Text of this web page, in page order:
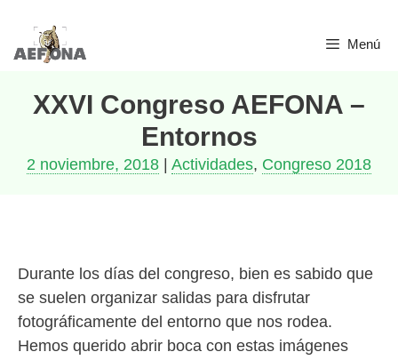
Saltar
Menú
XXVI Congreso AEFONA –
Entornos
2 noviembre, 2018 Actividades, Congreso 2018
Durante los días del congreso, bien es sabido que
se suelen organizar salidas para disfrutar
fotográficamente del entorno que nos rodea.
Hemos querido abrir boca con estas imágenes